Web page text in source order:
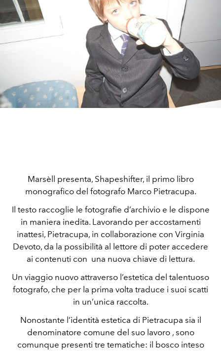
Marsèll presenta, Shapeshifter, il primo libro
monografico del fotografo Marco Pietracupa.
Il testo raccoglie le fotografie d’archivio e le dispone
in maniera inedita. Lavorando per accostamenti
inattesi, Pietracupa, in collaborazione con Virginia
Devoto, da la possibilità al lettore di poter accedere
ai contenuti con una nuova chiave di lettura.
Un viaggio nuovo attraverso l’estetica del talentuoso
fotografo, che per la prima volta traduce i suoi scatti
in un’unica raccolta.
Nonostante l’identità estetica di Pietracupa sia il
denominatore comune del suo lavoro , sono
comunque presenti tre tematiche: il bosco inteso